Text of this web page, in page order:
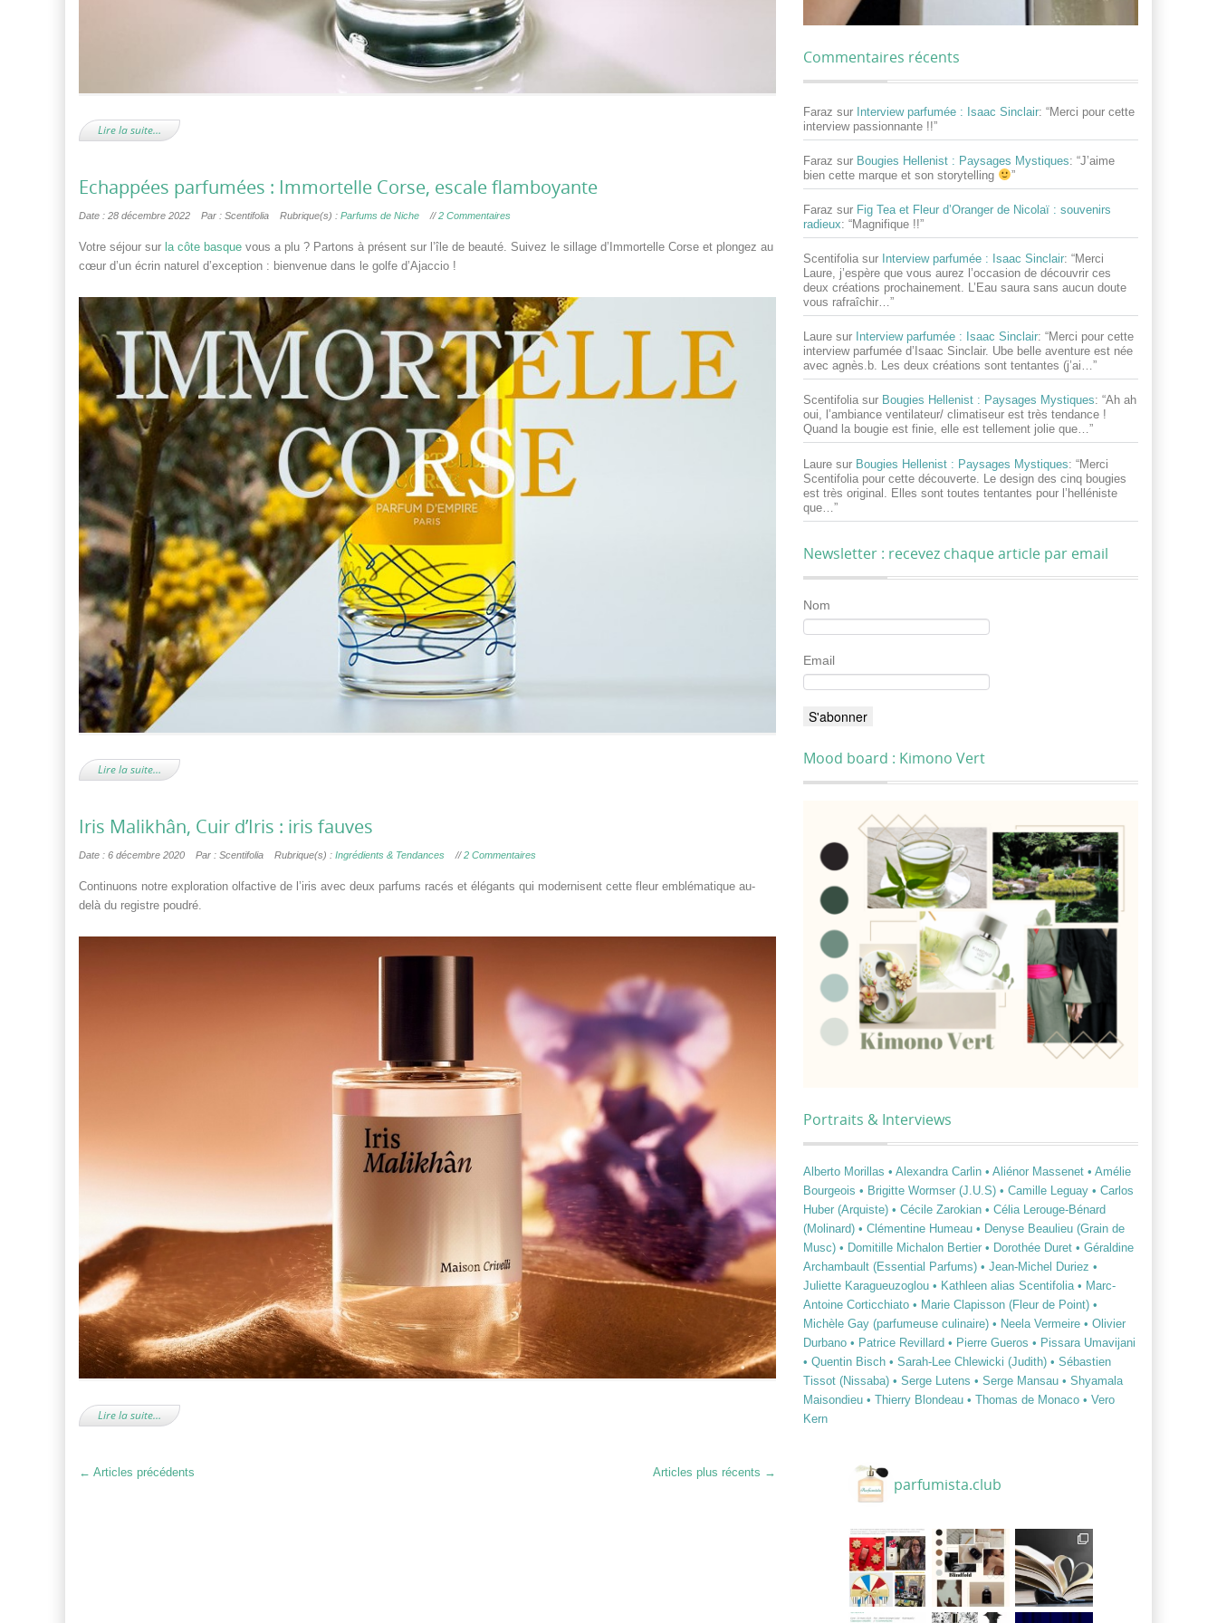
Lire la suite…
Echappées parfumées : Immortelle Corse, escale flamboyante
Date : 28 décembre 2022 Par : Scentifolia Rubrique(s) : Parfums de Niche //2 Commentaires
Votre séjour sur la côte basque vous a plu ? Partons à présent sur l’île de beauté. Suivez le sillage d’Immortelle Corse et plongez au
cœur d’un écrin naturel d’exception : bienvenue dans le golfe d’Ajaccio !
Lire la suite…
Iris Malikhân, Cuir d’Iris : iris fauves
Date : 6 décembre 2020 Par : Scentifolia Rubrique(s) : Ingrédients & Tendances //2 Commentaires
Continuons notre exploration olfactive de l’iris avec deux parfums racés et élégants qui modernisent cette fleur emblématique au-
delà du registre poudré.
Lire la suite…
← Articles précédents Articles plus récents →
Commentaires récents
Faraz sur Interview parfumée : Isaac Sinclair: “Merci pour cette
interview passionnante !!”
Faraz sur Bougies Hellenist : Paysages Mystiques: “J’aime
bien cette marque et son storytelling
”
Faraz sur Fig Tea et Fleur d’Oranger de Nicolaï : souvenirs
radieux: “Magnifique !!”
Scentifolia sur Interview parfumée : Isaac Sinclair: “Merci
Laure, j’espère que vous aurez l’occasion de découvrir ces
deux créations prochainement. L’Eau saura sans aucun doute
vous rafraîchir…”
Laure sur Interview parfumée : Isaac Sinclair: “Merci pour cette
interview parfumée d’Isaac Sinclair. Ube belle aventure est née
avec agnès.b. Les deux créations sont tentantes (j’ai…”
Scentifolia sur Bougies Hellenist : Paysages Mystiques: “Ah ah
oui, l’ambiance ventilateur/ climatiseur est très tendance !
Quand la bougie est finie, elle est tellement jolie que…”
Laure sur Bougies Hellenist : Paysages Mystiques: “Merci
Scentifolia pour cette découverte. Le design des cinq bougies
est très original. Elles sont toutes tentantes pour l’helléniste
que… ”
Newsletter : recevez chaque article par email
Nom
Email
Mood board : Kimono Vert
Portraits & Interviews
Alberto Morillas • Alexandra Carlin • Aliénor Massenet • Amélie
Bourgeois • Brigitte Wormser (J.U.S) • Camille Leguay • Carlos
Huber (Arquiste) • Cécile Zarokian • Célia Lerouge-Bénard
(Molinard) • Clémentine Humeau • Denyse Beaulieu (Grain de
Musc) • Domitille Michalon Bertier • Dorothée Duret • Géraldine
Archambault (Essential Parfums) • Jean-Michel Duriez •
Juliette Karagueuzoglou • Kathleen alias Scentifolia • Marc-
Antoine Corticchiato • Marie Clapisson (Fleur de Point) •
Michèle Gay (parfumeuse culinaire) • Neela Vermeire • Olivier
Durbano • Patrice Revillard • Pierre Gueros • Pissara Umavijani
• Quentin Bisch • Sarah-Lee Chlewicki (Judith) • Sébastien
Tissot (Nissaba) • Serge Lutens • Serge Mansau • Shyamala
Maisondieu • Thierry Blondeau • Thomas de Monaco • Vero
Kern
parfumista.club